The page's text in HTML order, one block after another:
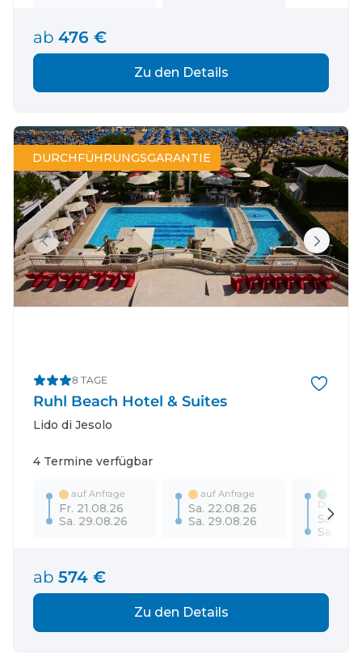
ab 476 €
Zu den Details
DURCHFÜHRUNGSGARANTIE
8 TAGE
Ruhl Beach Hotel & Suites
Lido di Jesolo
auf Anfrage
Fr. 21.08.26
Sa. 29.08.26
auf Anfrage
Sa. 22.08.26
Sa. 29.08.26
Sa.
Sa.
4 Termine verfügbar
ab 574 €
Zu den Details